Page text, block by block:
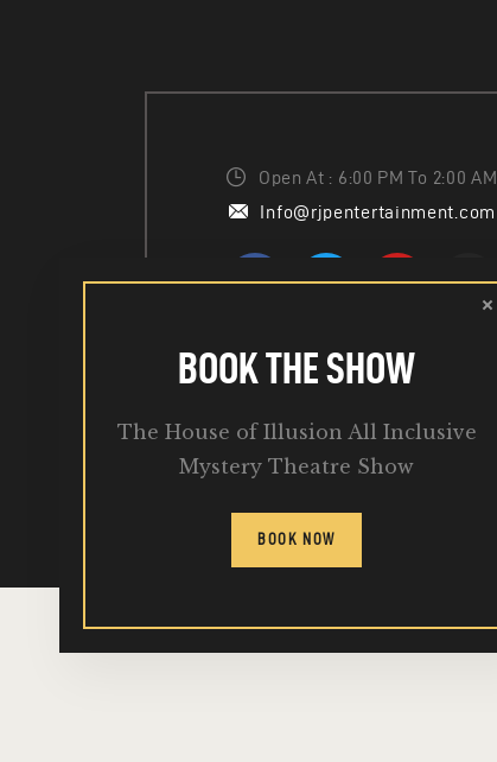
Open At : 6:00 PM To 2:00 AM
Info@rjpentertainment.com
BOOK THE SHOW
The House of Illusion All Inclusive
Mystery Theatre Show
BOOK NOW